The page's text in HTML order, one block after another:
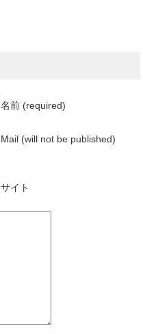
名前 (required)
Mail (will not be published)
サイト